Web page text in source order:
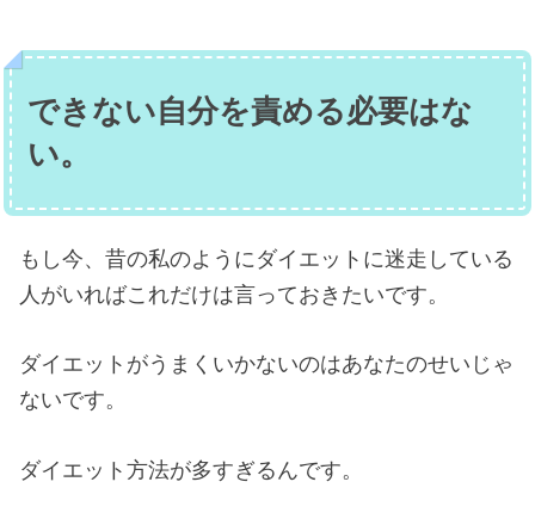
できない自分を責める必要はな
い。
もし今、昔の私のようにダイエットに迷走している
人がいればこれだけは言っておきたいです。
ダイエットがうまくいかないのはあなたのせいじゃ
ないです。
ダイエット方法が多すぎるんです。